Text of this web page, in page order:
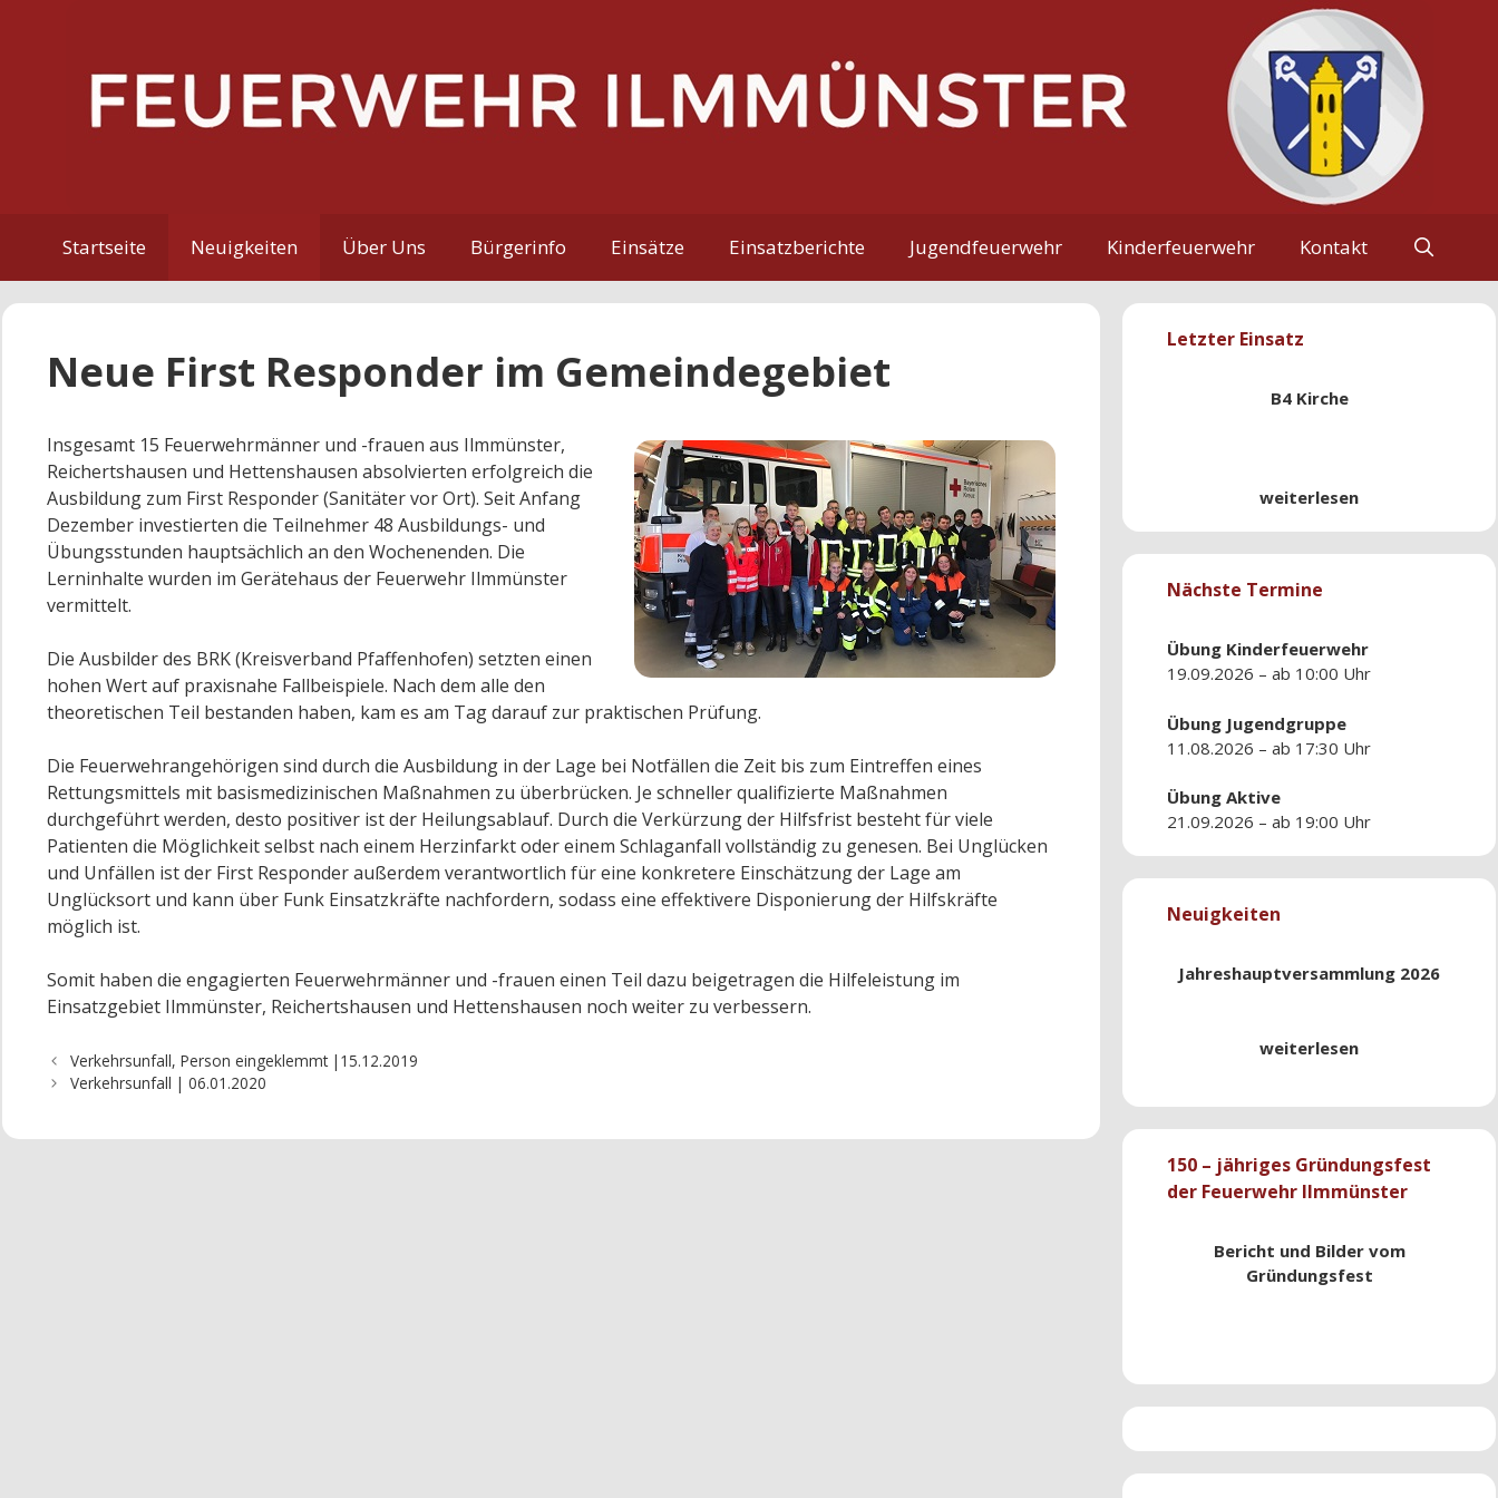
Startseite Neuigkeiten Über Uns Bürgerinfo Einsätze Einsatzberichte Jugendfeuerwehr Kinderfeuerwehr Kontakt
Neue First Responder im Gemeindegebiet
Insgesamt 15 Feuerwehrmänner und -frauen aus Ilmmünster,
Reichertshausen und Hettenshausen absolvierten erfolgreich die
Ausbildung zum First Responder (Sanitäter vor Ort). Seit Anfang
Dezember investierten die Teilnehmer 48 Ausbildungs- und
Übungsstunden hauptsächlich an den Wochenenden. Die
Lerninhalte wurden im Gerätehaus der Feuerwehr Ilmmünster
vermittelt.
Die Ausbilder des BRK (Kreisverband Pfaffenhofen) setzten einen
hohen Wert auf praxisnahe Fallbeispiele. Nach dem alle den
theoretischen Teil bestanden haben, kam es am Tag darauf zur praktischen Prüfung.
Die Feuerwehrangehörigen sind durch die Ausbildung in der Lage bei Notfällen die Zeit bis zum Eintreffen eines
Rettungsmittels mit basismedizinischen Maßnahmen zu überbrücken. Je schneller qualifizierte Maßnahmen
durchgeführt werden, desto positiver ist der Heilungsablauf. Durch die Verkürzung der Hilfsfrist besteht für viele
Patienten die Möglichkeit selbst nach einem Herzinfarkt oder einem Schlaganfall vollständig zu genesen. Bei Unglücken
und Unfällen ist der First Responder außerdem verantwortlich für eine konkretere Einschätzung der Lage am
Unglücksort und kann über Funk Einsatzkräfte nachfordern, sodass eine effektivere Disponierung der Hilfskräfte
möglich ist.
Somit haben die engagierten Feuerwehrmänner und -frauen einen Teil dazu beigetragen die Hilfeleistung im
Einsatzgebiet Ilmmünster, Reichertshausen und Hettenshausen noch weiter zu verbessern.
Verkehrsunfall, Person eingeklemmt |15.12.2019
Verkehrsunfall | 06.01.2020
Letzter Einsatz
B4 Kirche
weiterlesen
Nächste Termine
Übung Kinderfeuerwehr
19.09.2026 – ab 10:00 Uhr
Übung Jugendgruppe
11.08.2026 – ab 17:30 Uhr
Übung Aktive
21.09.2026 – ab 19:00 Uhr
Neuigkeiten
Jahreshauptversammlung 2026
weiterlesen
150 – jähriges Gründungsfest
der Feuerwehr Ilmmünster
Bericht und Bilder vom
Gründungsfest